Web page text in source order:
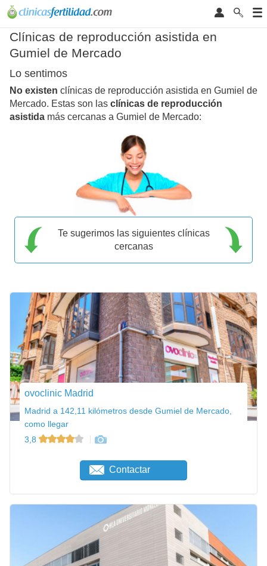
Clínicas de reproducción asistida en
Gumiel de Mercado
Lo sentimos
No existen clínicas de reproducción asistida en Gumiel de
Mercado. Estas son las clínicas de reproducción
asistida más cercanas a Gumiel de Mercado:
Te sugerimos las siguientes clínicas
cercanas
ovoclinic Madrid
Madrid a 142,11 kilómetros desde Gumiel de Mercado,
como llegar
3,8
Contactar